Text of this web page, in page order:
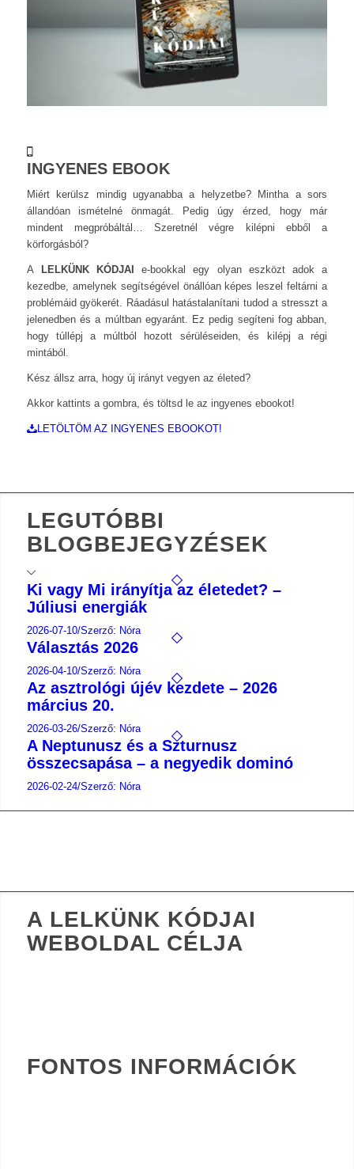
INGYENES EBOOK
Miért kerülsz mindig ugyanabba a helyzetbe? Mintha a sors
állandóan ismételné önmagát. Pedig úgy érzed, hogy már
mindent megpróbáltál… Szeretnél végre kilépni ebből a
körforgásból?
A LELKÜNK KÓDJAI e-bookkal egy olyan eszközt adok a
kezedbe, amelynek segítségével önállóan képes leszel feltárni a
problémáid gyökerét. Ráadásul hatástalanítani tudod a stresszt a
jelenedben és a múltban egyaránt. Ez pedig segíteni fog abban,
hogy túllépj a múltból hozott sérüléseiden, és kilépj a régi
mintából.
Kész állsz arra, hogy új irányt vegyen az életed?
Akkor kattints a gombra, és töltsd le az ingyenes ebookot!
LETÖLTÖM AZ INGYENES EBOOKOT!
LEGUTÓBBI
BLOGBEJEGYZÉSEK
Ki vagy Mi irányítja az életedet? –
Júliusi energiák
2026-07-10/Szerző: Nóra
Választás 2026
2026-04-10/Szerző: Nóra
Az asztrológi újév kezdete – 2026
március 20.
2026-03-26/Szerző: Nóra
A Neptunusz és a Szturnusz
összecsapása – a negyedik dominó
2026-02-24/Szerző: Nóra
A LELKÜNK KÓDJAI
WEBOLDAL CÉLJA
FONTOS INFORMÁCIÓK